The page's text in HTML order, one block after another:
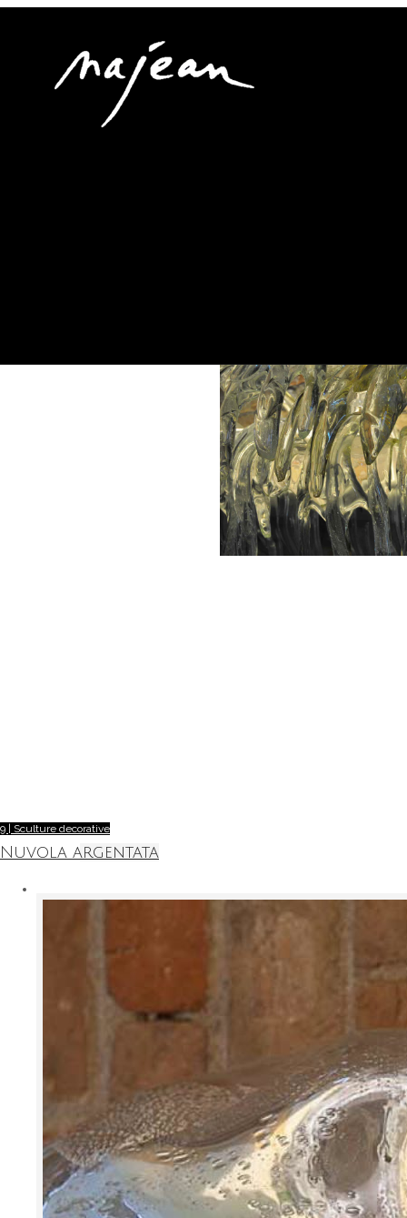
9 | Sculture decorative
Nuvola argentata